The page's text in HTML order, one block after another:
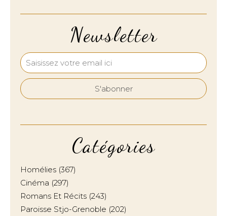
Newsletter
Catégories
Homélies (367)
Cinéma (297)
Romans Et Récits (243)
Paroisse Stjo-Grenoble (202)